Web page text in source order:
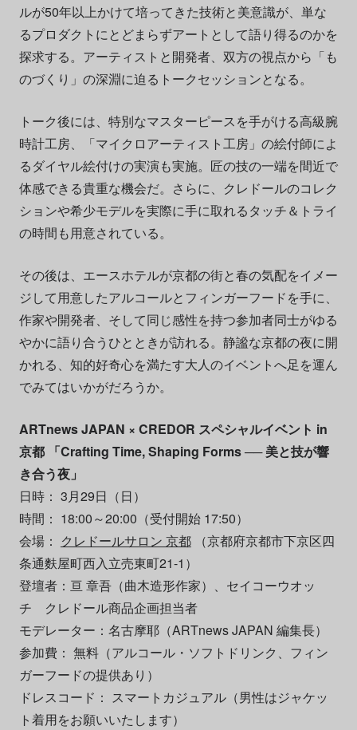
ルが50年以上かけて培ってきた技術と美意識が、単な
るプロダクトにとどまらずアートとして語り得るのかを
探求する。アーティストと開発者、双方の視点から「も
のづくり」の深淵に迫るトークセッションとなる。
トーク後には、特別なマスターピースを手がける高級腕
時計工房、「マイクロアーティスト工房」の絵付師によ
るダイヤル絵付けの実演も実施。匠の技の一端を間近で
体感できる貴重な機会だ。さらに、クレドールのコレク
ションや希少モデルを実際に手に取れるタッチ＆トライ
の時間も用意されている。
その後は、エースホテルが京都の街と春の気配をイメー
ジして用意したアルコールとフィンガーフードを手に、
作家や開発者、そして同じ感性を持つ参加者同士がゆる
やかに語り合うひとときが訪れる。静謐な京都の夜に開
かれる、知的好奇心を満たす大人のイベントへ足を運ん
でみてはいかがだろうか。
ARTnews JAPAN × CREDOR スペシャルイベント in
京都 「Crafting Time, Shaping Forms ── 美と技が響
き合う夜」
日時： 3月29日（日）
時間： 18:00～20:00（受付開始 17:50）
会場： クレドールサロン 京都（京都府京都市下京区四
条通麩屋町西入立売東町21-1）
登壇者：亘 章吾（曲木造形作家）、セイコーウオッ
チ クレドール商品企画担当者
モデレーター：名古摩耶（ARTnews JAPAN 編集長）
参加費： 無料（アルコール・ソフトドリンク、フィン
ガーフードの提供あり）
ドレスコード： スマートカジュアル（男性はジャケッ
ト着用をお願いいたします）